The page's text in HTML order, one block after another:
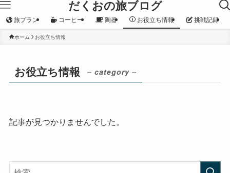
だくおの旅ブログ
旅プラン コーヒー 陶器 お役立ち情報 挑戦記録
ホーム お役立ち情報
お役立ち情報 – category –
記事が見つかりませんでした。